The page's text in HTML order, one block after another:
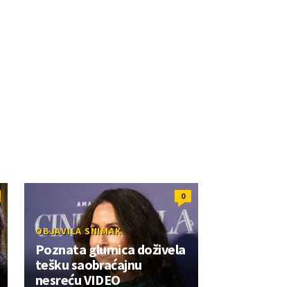
0
OBJAVILA SNIMAK
Poznata glumica doživela
tešku saobraćajnu
nesreću VIDEO